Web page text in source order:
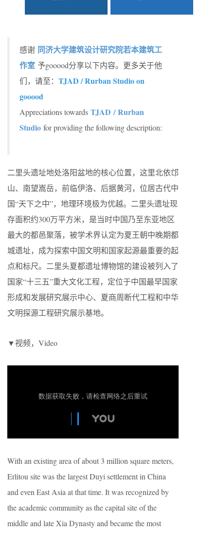
感谢 同济大学建筑设计研究院若本建筑工
作室 予gooood分享以下内容。更多关于他
们，请至： TJAD / Rurban Studio on
gooood
Appreciations towards TJAD / Rurban
Studio for providing the following description:
二里头遗址地处洛阳盆地的核心位置，这里北依邙
山、南望嵩岳，前临伊洛、后据黄河，位居古代中
国“天下之中”，地理环境极为优越。二里头遗址现
存面积约300万平方米，是当时中国乃至东亚地区
最大的都邑聚落，被学术界认定为夏王朝中晚期都
城遗址，成为探索中国文明和国家起源最重要的起
点和标尺。二里头夏都遗址博物馆的建设被列入了
国家“十三五”重大文化工程，定位于中国最早国家
形成和发展研究展示中心、夏商周断代工程和中华
文明探源工程研究展示基地。
▼视频，Video
With an existing area of about 3 million square meters,
Erlitou site was the largest Duyi settlement in China
and even East Asia at that time. It was recognized by
the academic community as the capital site of the
middle and late Xia Dynasty and became the most